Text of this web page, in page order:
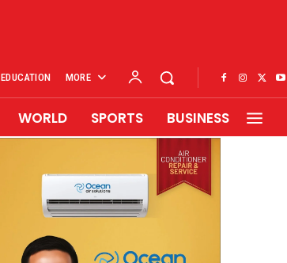
EDUCATION MORE
WORLD SPORTS BUSINESS